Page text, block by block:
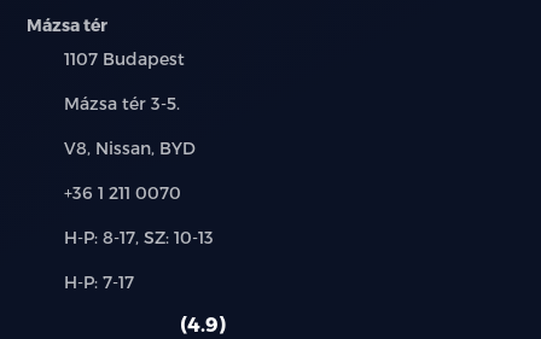
Mázsa tér
Település:
1107 Budapest
Cím:
Mázsa tér 3-5.
Márkák:
V8, Nissan, BYD
Telefon:
+36 1 211 0070
Új-
használt
H-P: 8-17, SZ: 10-13
Alkatrész,
H-P: 7-17
4.9